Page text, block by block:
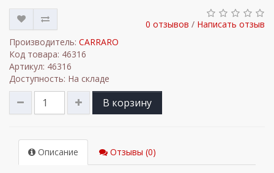
0 отзывов / Написать отзыв
Производитель: CARRARO
Код товара: 46316
Артикул: 46316
Доступность: На складе
В корзину
Описание Отзывы (0)